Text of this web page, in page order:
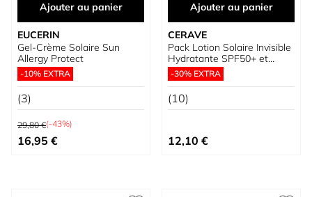
Ajouter au panier
EUCERIN
Gel-Crème Solaire Sun
Allergy Protect
-10% EXTRA
(3)
Prix normal
29,80 €(-43%)
Prix spécial
16,95 €
Ajouter au panier
CERAVE
Pack Lotion Solaire Invisible
Hydratante SPF50+ et
Lotion Hydratante +
Trousse
-30% EXTRA
(10)
12,10 €